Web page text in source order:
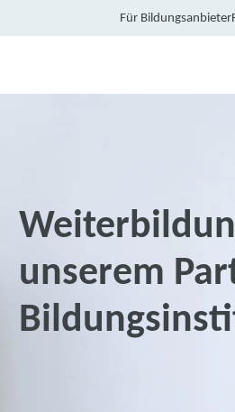
Für Bildungsanbieter
unserem